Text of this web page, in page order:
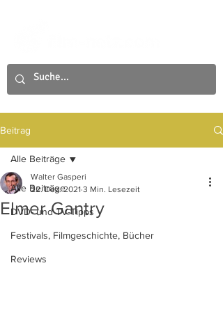
Beitrag
Alle Beiträge
DVD- und TV-Tipps
Festivals, Filmgeschichte, Bücher
Reviews
Alle Beiträge
Elmer Gantry
Walter Gasperi
22. Dez. 2021 3 Min. Lesezeit